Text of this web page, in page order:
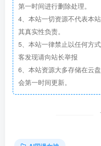
第一时间进行删除处理。
4、本站一切资源不代表本
其真实性负责。
5、本站一律禁止以任何方
客发现请向站长举报
6、本站资源大多存储在云
会第一时间更新。